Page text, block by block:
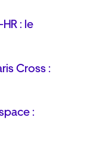
: le
Cross :
: